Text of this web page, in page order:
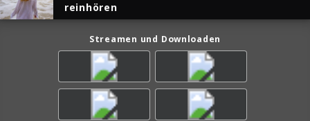
reinhören
Streamen und Downloaden